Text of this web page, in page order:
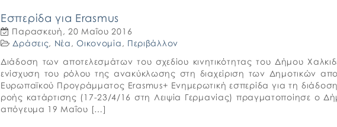
Εσπερίδα για Erasmus
Παρασκευή, 20 Μαΐου 2016
Δράσεις, Νέα ,Οικονομία , Περιβάλλον
Διάδοση των αποτελεσμάτων του σχεδίου κινητικότητας του Δήμου
ενίσχυση του ρόλου της ανακύκλωσης στη διαχείριση των Δημοτικών
Ευρωπαϊκού Προγράμματος Erasmus+ Ενημερωτική εσπερίδα για τη
ροής κατάρτισης (17-23/4/16 στη Λειψία Γερμανίας) πραγματοποίησε ο
απόγευμα 19 Μαΐου […]